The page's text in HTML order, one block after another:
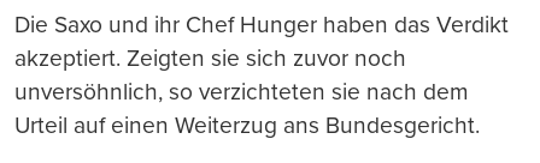
Die Saxo und ihr Chef Hunger haben das Verdikt
akzeptiert. Zeigten sie sich zuvor noch
unversöhnlich, so verzichteten sie nach dem
Urteil auf einen Weiterzug ans Bundesgericht.